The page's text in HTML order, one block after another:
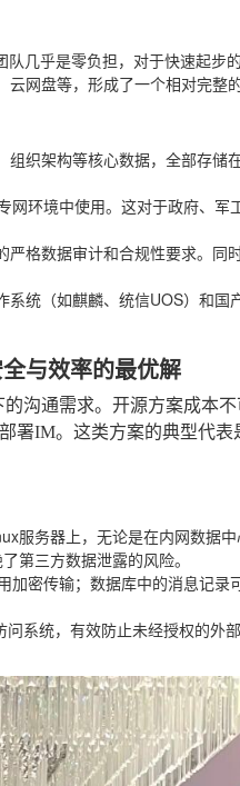
几乎是零负担，对于快速起步的
网盘等，形成了一个相对完整的
织架构等核心数据，全部存储
环境中使用。这对于政府、军
格数据审计和合规性要求。同
统（如麒麟、统信UOS）和国
与效率的最优解
沟通需求。开源方案成本
IM。这类方案的典型代表
服务器上，无论是在内网数据
第三方数据泄露的风险。
密传输；数据库中的消息记录
系统，有效防止未经授权的外